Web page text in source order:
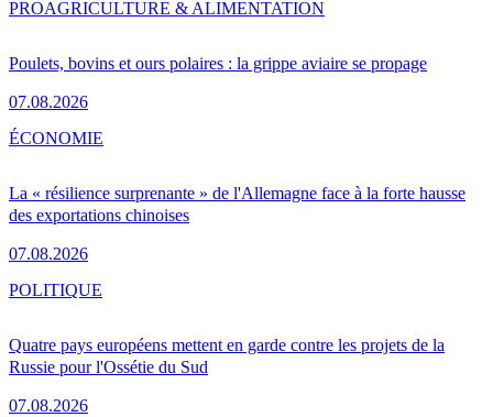
Poulets, bovins et ours polaires : la grippe aviaire se propage
07.08.2026
PROAGRICULTURE & ALIMENTATION
La « résilience surprenante » de l'Allemagne face à la forte hausse
des exportations chinoises
07.08.2026
ÉCONOMIE
Quatre pays européens mettent en garde contre les projets de la
Russie pour l'Ossétie du Sud
07.08.2026
POLITIQUE